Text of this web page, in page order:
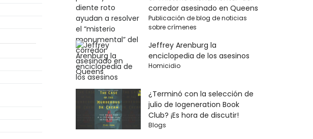
corredor asesinado en Queens
Publicación de blog de noticias
sobre crímenes
Jeffrey Arenburg la
enciclopedia de los asesinos
Homicidio
¿Terminó con la selección de
julio de Iogeneration Book
Club? ¡Es hora de discutir!
Blogs